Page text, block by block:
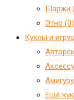
Шаржи
Этно (0)
Куклы и
Ещё